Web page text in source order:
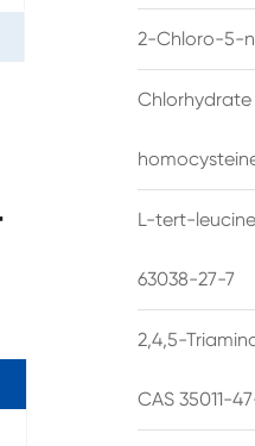
2-Chloro-5-
L-tert-
63038-27-7
2,4,5-
CAS 35011-